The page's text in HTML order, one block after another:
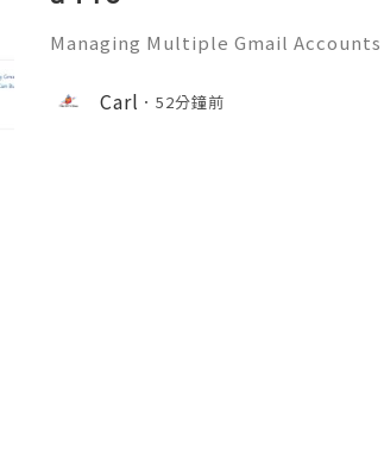
Managing Multiple Gmail
ns? Feel free to contact us
pport team is available 24/7 for
Carl 52分鐘前